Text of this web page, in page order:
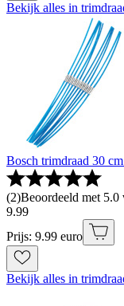
Bekijk alles in
Bosch trimdraad 30
(2)Beoordeeld met 5.0
9.99
Prijs: 9.99 euro
Bekijk alles in